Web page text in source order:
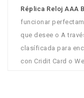
Réplica Reloj AAA
funcionar
que desee o A
clasíficada para
con Cridit Card o